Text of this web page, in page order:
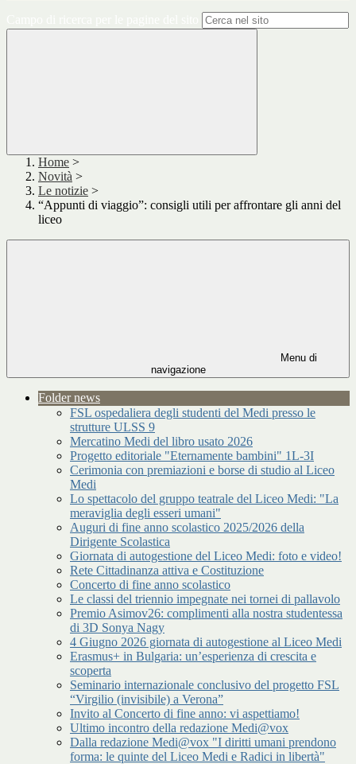
Home >
Novità >
Le notizie >
“Appunti di viaggio”: consigli utili per affrontare gli anni del
liceo
Menu di
navigazione
Folder news
FSL ospedaliera degli studenti del Medi presso le
strutture ULSS 9
Mercatino Medi del libro usato 2026
Progetto editoriale "Eternamente bambini" 1L-3I
Cerimonia con premiazioni e borse di studio al Liceo
Medi
Lo spettacolo del gruppo teatrale del Liceo Medi: "La
meraviglia degli esseri umani"
Auguri di fine anno scolastico 2025/2026 della
Dirigente Scolastica
Giornata di autogestione del Liceo Medi: foto e video!
Rete Cittadinanza attiva e Costituzione
Concerto di fine anno scolastico
Le classi del triennio impegnate nei tornei di pallavolo
Premio Asimov26: complimenti alla nostra studentessa
di 3D Sonya Nagy
4 Giugno 2026 giornata di autogestione al Liceo Medi
Erasmus+ in Bulgaria: un’esperienza di crescita e
scoperta
Seminario internazionale conclusivo del progetto FSL
“Virgilio (invisibile) a Verona”
Invito al Concerto di fine anno: vi aspettiamo!
Ultimo incontro della redazione Medi@vox
Dalla redazione Medi@vox "I diritti umani prendono
forma: le quinte del Liceo Medi e Radici in libertà"